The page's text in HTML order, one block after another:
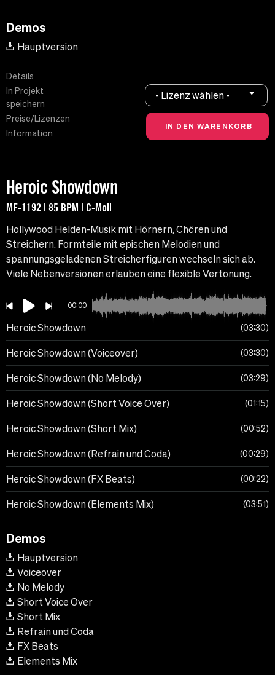
Demos
Hauptversion
Details
In Projekt
speichern
Preise/Lizenzen
Information
- Lizenz wählen -
Heroic Showdown
MF-1192 | 85 BPM | C-Moll
Hollywood Helden-Musik mit Hörnern, Chören und
Streichern. Formteile mit epischen Melodien und
spannungsgeladenen Streicherfiguren wechseln sich ab.
Viele Nebenversionen erlauben eine flexible Vertonung.
00:00
Heroic Showdown 03:30
Heroic Showdown (Voiceover) 03:30
Heroic Showdown (No Melody) 03:29
Heroic Showdown (Short Voice Over) 01:15
Heroic Showdown (Short Mix) 00:52
Heroic Showdown (Refrain und Coda) 00:29
Heroic Showdown (FX Beats) 00:22
Heroic Showdown (Elements Mix) 03:51
Demos
Hauptversion
Voiceover
No Melody
Short Voice Over
Short Mix
Refrain und Coda
FX Beats
Elements Mix